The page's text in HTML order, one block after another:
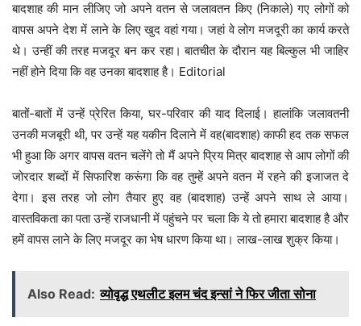
बादशाह की मान लीजिए जो अपने वतन से जलावतन किए (निकाले) गए लोगों को
वापस अपने देश में लाने के लिए खुद वहां गया। जहां वे लोग मजदूरी का कार्य करते
थे। उन्हीं की तरह मजदूर बन कर रहा। बातचीत के दौरान यह बिल्कुल भी जाहिर
नहीं होने दिया कि वह उनका बादशाह है। Editorial
बातों-बातों में उन्हें प्रेरित किया, घर-परिवार की याद दिलाई। हालांकि जलावतनी
उनकी मजबूरी थी, पर उन्हें यह यकीन दिलाने में वह(बादशाह) काफी हद तक सफल
भी हुआ कि अगर वापस वतन चलेंगे तो मैं अपने प्रिय मित्र बादशाह से आप लोगों की
जोरदार शब्दों में सिफारिश करूंगा कि वह तुम्हें अपने वतन में रहने की इजाजत दे
देगा। इस तरह जो लोग तैयार हुए वह (बादशाह) उन्हें अपने साथ ले आया।
वास्तविकता का पता उन्हें राजधानी में पहुंचने पर चला कि ये तो हमारा बादशाह है और
हमें वापस लाने के लिए मजदूर का भेष धारण किया था। लाख-लाख शुक्र किया।
Also Read: व्योवृद्ध एथलीट इलम चंद इन्सां ने फिर जीता सोना